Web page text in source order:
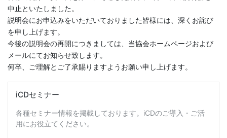
中止といたしました。
説明会にお申込みをいただいておりました皆様には、深くお詫び
を申し上げます。
今後の説明会の再開につきましては、当協会ホームページおよび
メールにてお知らせ致します。
何卒、ご理解とご了承賜りますようお願い申し上げます。